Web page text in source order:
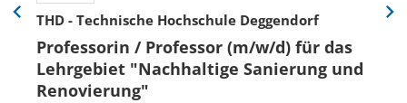
THD - Technische Hochschule Deggendorf
Professorin / Professor (m/w/d) für das
Lehrgebiet "Nachhaltige Sanierung und
Renovierung"
Eine
zurück
Eine